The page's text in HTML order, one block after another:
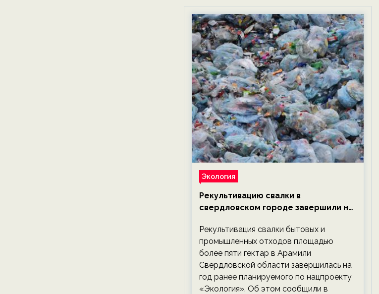
Экология
Рекультивацию свалки в
свердловском городе завершили на
новости экологии на ECOportal
Рекультивация свалки бытовых и
промышленных отходов площадью
более пяти гектар в Арамили
Свердловской области завершилась на
год ранее планируемого по нацпроекту
«Экология». Об этом сообщили в